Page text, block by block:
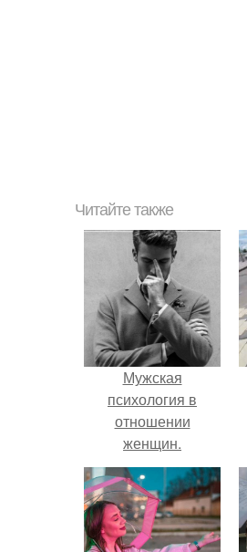
Читайте также
Мужская
психология в
отношении
женщин.